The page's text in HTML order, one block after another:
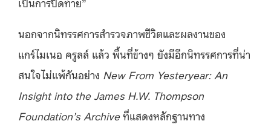
นอกจากนิทรรศการสำรวจภาพชีวิตและผลงานของ
แกร์ไมเนอ ครูลล์ แล้ว พื้นที่ข้างๆ ยังมีอีกนิทรรศการที่น่า
สนใจไม่แพ้กันอย่าง New From Yesteryear: An
Insight into the James H.W. Thompson
Foundation’s Archive ที่แสดงหลักฐานทาง